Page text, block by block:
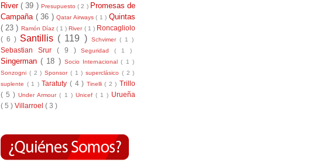
River( 39 ) Presupuesto( 2 ) Promesas de
Campaña ( 36 )Qatar Airways( 1 )Quintas
( 23 ) Ramón Díaz ( 1 )River ( 1 ) Roncagliolo
( 6 ) Santillis ( 119 ) Schvimer ( 1 )
Sebastian Srur ( 9 )Seguridad( 1 )
Singerman( 18 ) Socio Internacional( 1 )
Sonzogni ( 2 ) Sponsor ( 1 ) superclásico ( 2 )
suplente ( 1 ) Taratuty ( 4 ) Tinelli( 2 ) Trillo
( 5 )Under Armour( 1 ) Unicef ( 1 ) Urueña
( 5 ) Villarroel ( 3 )